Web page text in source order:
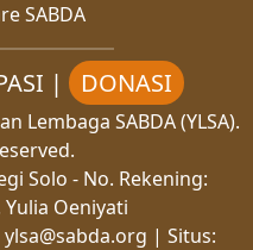
SABDA
| DONASI
Lembaga SABDA (YLSA).
Solo - No. Rekening:
Yulia Oeniyati
ylsa@sabda.org | Situs: